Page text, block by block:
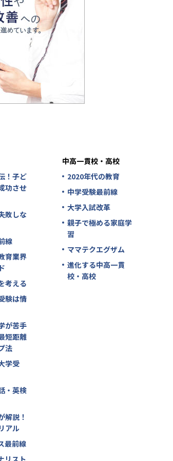
！子ど
功させ
敗しな
線
育業界
考える
験は情
が苦手
短距離
法
学受
・英検
解説！
アル
最前線
リスト
中高一貫校・高校
2020年代の教育
中学受験最前線
大学入試改革
親子で極める家庭学
習
ママテクエグザム
進化する中高一貫
校・高校